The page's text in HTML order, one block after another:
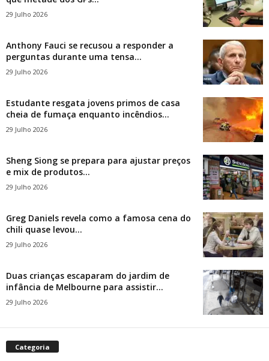
29 Julho 2026
Anthony Fauci se recusou a responder a
perguntas durante uma tensa...
29 Julho 2026
Estudante resgata jovens primos de casa
cheia de fumaça enquanto incêndios...
29 Julho 2026
Sheng Siong se prepara para ajustar preços
e mix de produtos...
29 Julho 2026
Greg Daniels revela como a famosa cena do
chili quase levou...
29 Julho 2026
Duas crianças escaparam do jardim de
infância de Melbourne para assistir...
29 Julho 2026
Categoria